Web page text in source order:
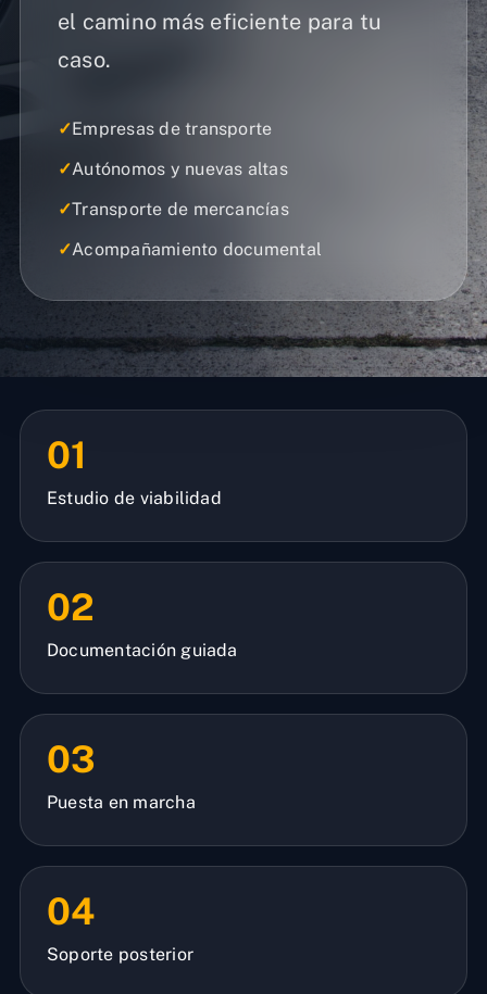
el camino más eficiente para tu
caso.
✓Empresas de transporte
✓Autónomos y nuevas altas
✓Transporte de mercancías
✓Acompañamiento documental
01
Estudio de viabilidad
02
Documentación guiada
03
Puesta en marcha
04
Soporte posterior